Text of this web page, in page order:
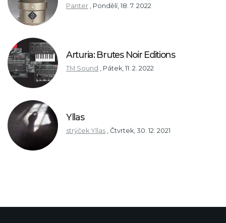
Panter , Pondělí, 18. 7. 2022
Arturia: Brutes Noir Editions
TM Sound , Pátek, 11. 2. 2022
Yllas
strýček Yllas , Čtvrtek, 30. 12. 2021